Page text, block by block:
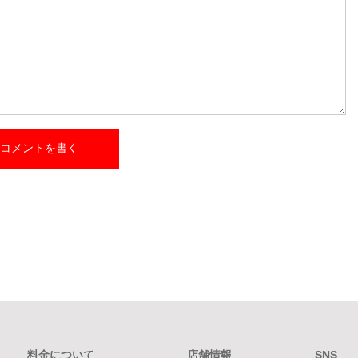
料金について 店舗情報 SNS